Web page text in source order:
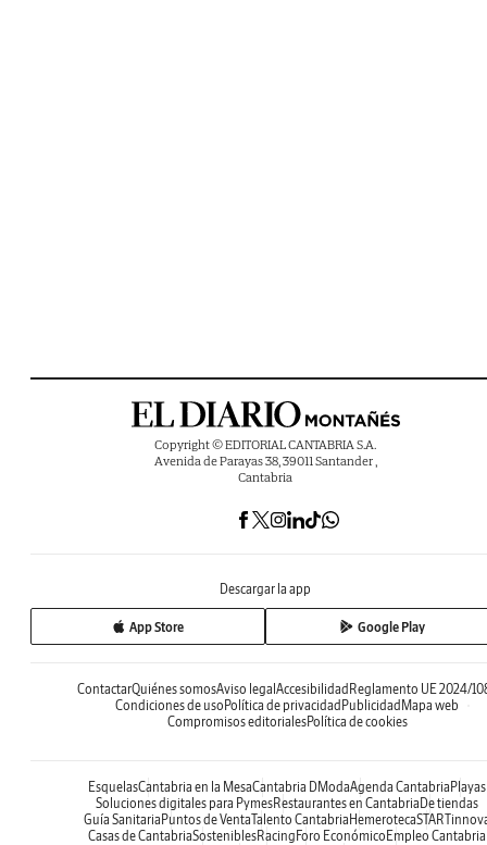
Copyright © EDITORIAL CANTABRIA S.A.
Avenida de Parayas 38, 39011 Santander ,
Cantabria
Descargar la app
App Store Google Play
ContactarQuiénes somosAviso legal Accesibilidad Reglamento UE 2024/
Condiciones de uso Política de privacidad Publicidad Mapa web
Compromisos editorialesPolítica de cookies
EsquelasCantabria en la MesaCantabria DModaAgenda Cantabria Playas
Soluciones digitales para PymesRestaurantes en Cantabria De tiendas
Guía Sanitaria Puntos de VentaTalento Cantabria Hemeroteca
Casas de CantabriaSosteniblesRacing Foro Económico Empleo Cantabria